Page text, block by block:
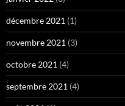
décembre 2021 (1)
novembre 2021 (3)
octobre 2021 (4)
septembre 2021 (4)